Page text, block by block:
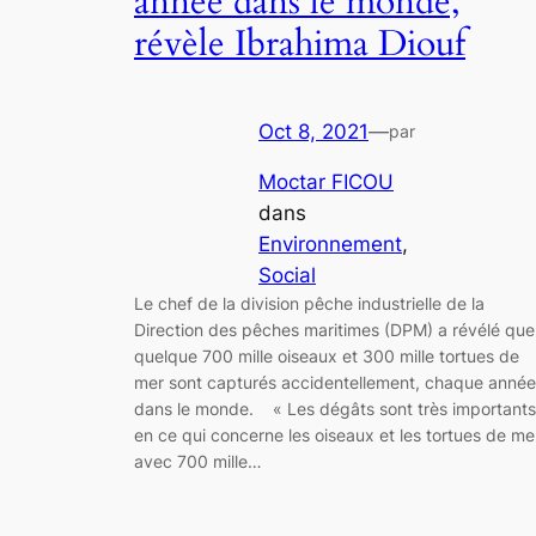
révèle Ibrahima Diouf
Oct 8, 2021—par
Moctar FICOU
dans
Environnement
Social
Le chef de la division pêche industrielle de la
Direction des pêches maritimes (DPM) a révélé que
quelque 700 mille oiseaux et 300 mille tortues de
mer sont capturés accidentellement, chaque année
dans le monde. « Les dégâts sont très importants
en ce qui concerne les oiseaux et les tortues de
avec 700 mille…